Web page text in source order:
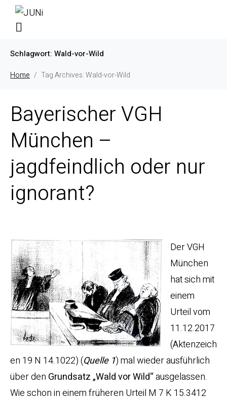
Schlagwort: Wald-vor-Wild
Home Tag Archives: Wald-vor-Wild
Bayerischer VGH
München –
jagdfeindlich oder nur
ignorant?
Der VGH
München
hat sich mit
einem
Urteil vom
11.12.2017
(Aktenzeich
en 19 N 14.1022) (Quelle 1) mal wieder ausführlich
über den Grundsatz „Wald vor Wild“ausgelassen.
Wie schon in einem früheren Urteil M 7 K 15.3412